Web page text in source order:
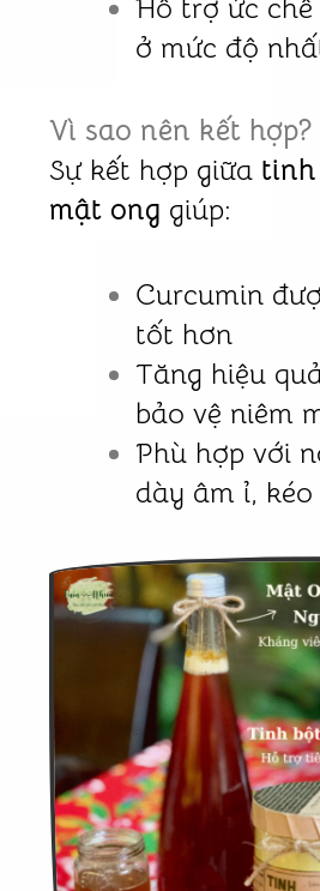
Hỗ trợ ức
ở mức độ
Vì sao nên kết hợp?
Sự kết hợp giữa tinh
mật ong giúp:
Curcumin
tốt hơn
Tăng hiệu
bảo vệ niêm
Phù hợp với
dày âm ỉ,